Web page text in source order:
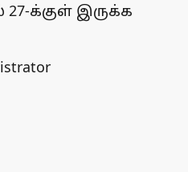
27-க்குள் இருக்க